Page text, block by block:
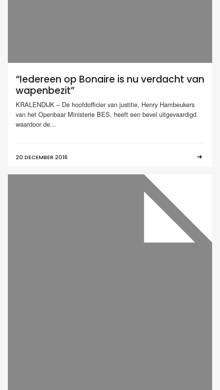
“Iedereen op Bonaire is nu verdacht van
wapenbezit”
KRALENDIJK – De hoofdofficier van justitie, Henry Hambeukers
van het Openbaar Ministerie BES, heeft een bevel uitgevaardigd
waardoor de...
20 DECEMBER 2016